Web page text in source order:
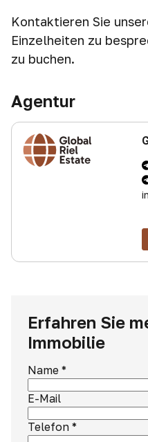
Kontaktieren Sie
Einzelheiten zu
zu buchen.
Agentur
Erfahren Sie
Immobilie
Name *
E-Mail
Telefon *